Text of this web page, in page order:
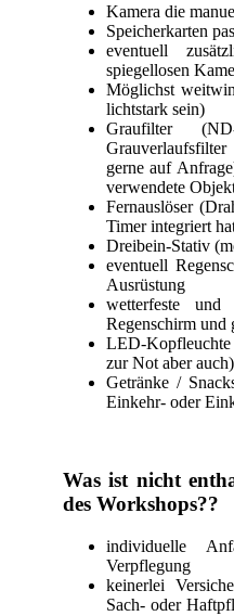
Kamera die
Speicherkarten
eventuell
spiegellosen
Möglichst
lichtstark sein)
Graufilter
gerne auf
verwendete
Fernauslöser
Timer integriert
Dreibein-Stativ
eventuell
Ausrüstung
wetterfeste
Regenschirm und
LED-
zur Not aber auch)
Getränke /
Einkehr- oder
Was ist nicht
des Workshops??
individuelle
Verpflegung
keinerlei
Sach- oder